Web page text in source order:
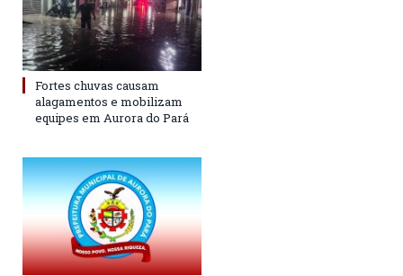
Fortes chuvas causam
alagamentos e mobilizam
equipes em Aurora do Pará